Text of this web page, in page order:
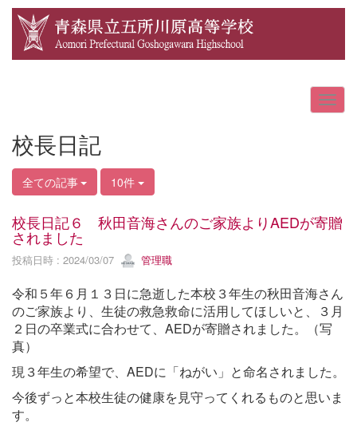
校長日記
全ての記事 10件
校長日記６ 秋田音海さんのご家族よりAEDが寄贈
されました
投稿日時 : 2024/03/07 管理職
令和５年６月１３日に急逝した本校３年生の秋田音海さん
のご家族より、生徒の救急救命に活用してほしいと、３月
２日の卒業式に合わせて、AEDが寄贈されました。（写
真）
現３年生の希望で、AEDに「ねがい」と命名されました。
今後ずっと本校生徒の健康を見守ってくれるものと思いま
す。